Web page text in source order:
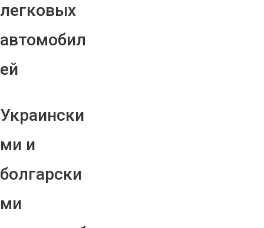
легковых
автомобил
ей
Украински
ми и
болгарски
ми